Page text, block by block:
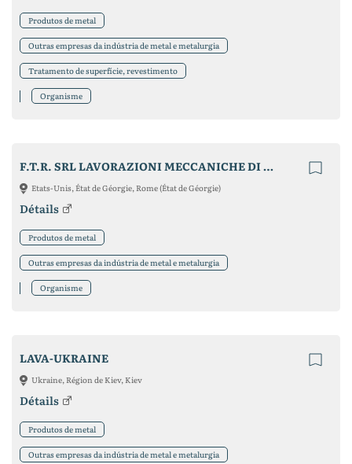
Produtos de metal
Outras empresas da indústria de metal e metalurgia
Tratamento de superfície, revestimento
Organisme
F.T.R. SRL LAVORAZIONI MECCANICHE DI PRECISIONE
Etats-Unis, État de Géorgie, Rome (État de Géorgie)
Détails
Produtos de metal
Outras empresas da indústria de metal e metalurgia
Organisme
LAVA-UKRAINE
Ukraine, Région de Kiev, Kiev
Détails
Produtos de metal
Outras empresas da indústria de metal e metalurgia